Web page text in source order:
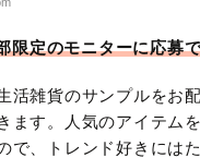
限定のモニターに応募
活雑貨のサンプルをお
ます。人気のアイテム
で、トレンド好きには